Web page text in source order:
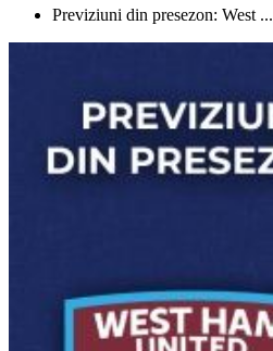
Previziuni din presezon: West ...